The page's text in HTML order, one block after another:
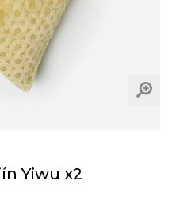
Yiwu x2